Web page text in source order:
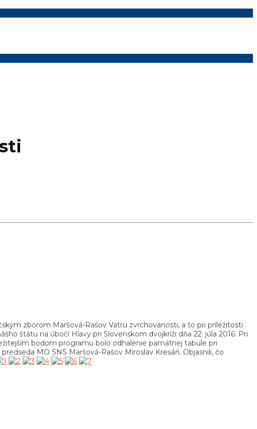
zborom Maršová-Rašov Vatru zvrchovanosti, a to pri príležitosti
štátu na úbočí Hlavy pri Slovenskom dvojkríži dňa 22. júla 2016. Pri
bodom programu bolo odhalenie pamätnej tabule pri
MO SNS Maršová-Rašov Miroslav Kresáň. Objasnili, čo